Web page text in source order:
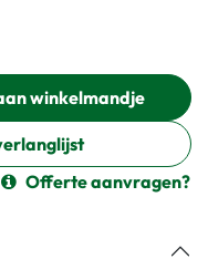
winkelmandje
Offerte aanvragen?